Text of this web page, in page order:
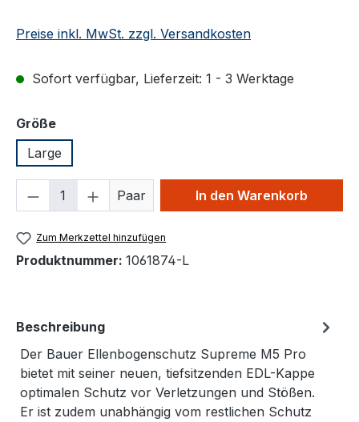
Preise inkl. MwSt. zzgl. Versandkosten
Sofort verfügbar, Lieferzeit: 1 - 3 Werktage
Größeauswählen
Large
Produkt Anzahl: Gib den
Paar In den Warenkorb
Zum Merkzettel hinzufügen
Produktnummer: 1061874-L
Beschreibung
Der Bauer Ellenbogenschutz Supreme M5 Pro
bietet mit seiner neuen, tiefsitzenden EDL-Kappe
optimalen Schutz vor Verletzungen und Stößen.
Er ist zudem unabhängig vom restlichen Schutz